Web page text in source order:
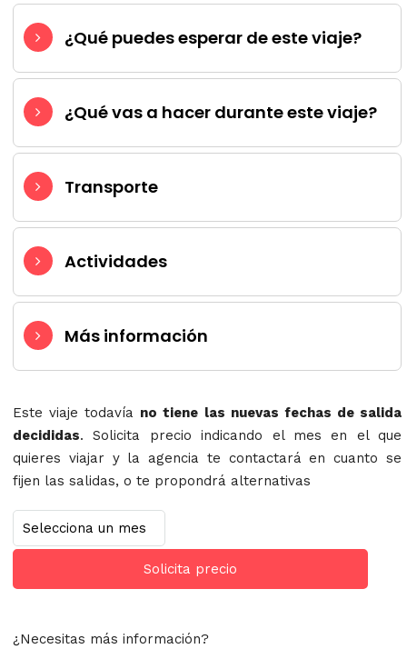
¿Qué puedes esperar de este viaje?
¿Qué vas a hacer durante este viaje?
Transporte
Actividades
Más información
Este viaje todavía no tiene las nuevas fechas de salida
decididas. Solicita precio indicando el mes en el que
quieres viajar y la agencia te contactará en cuanto se
fijen las salidas, o te propondrá alternativas
Solicita precio
¿Necesitas más información?